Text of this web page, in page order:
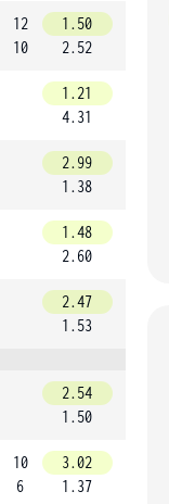
12
10
1.50
2.52
1.21
4.31
2.99
1.38
1.48
2.60
2.47
1.53
2.54
1.50
10
6
3.02
1.37